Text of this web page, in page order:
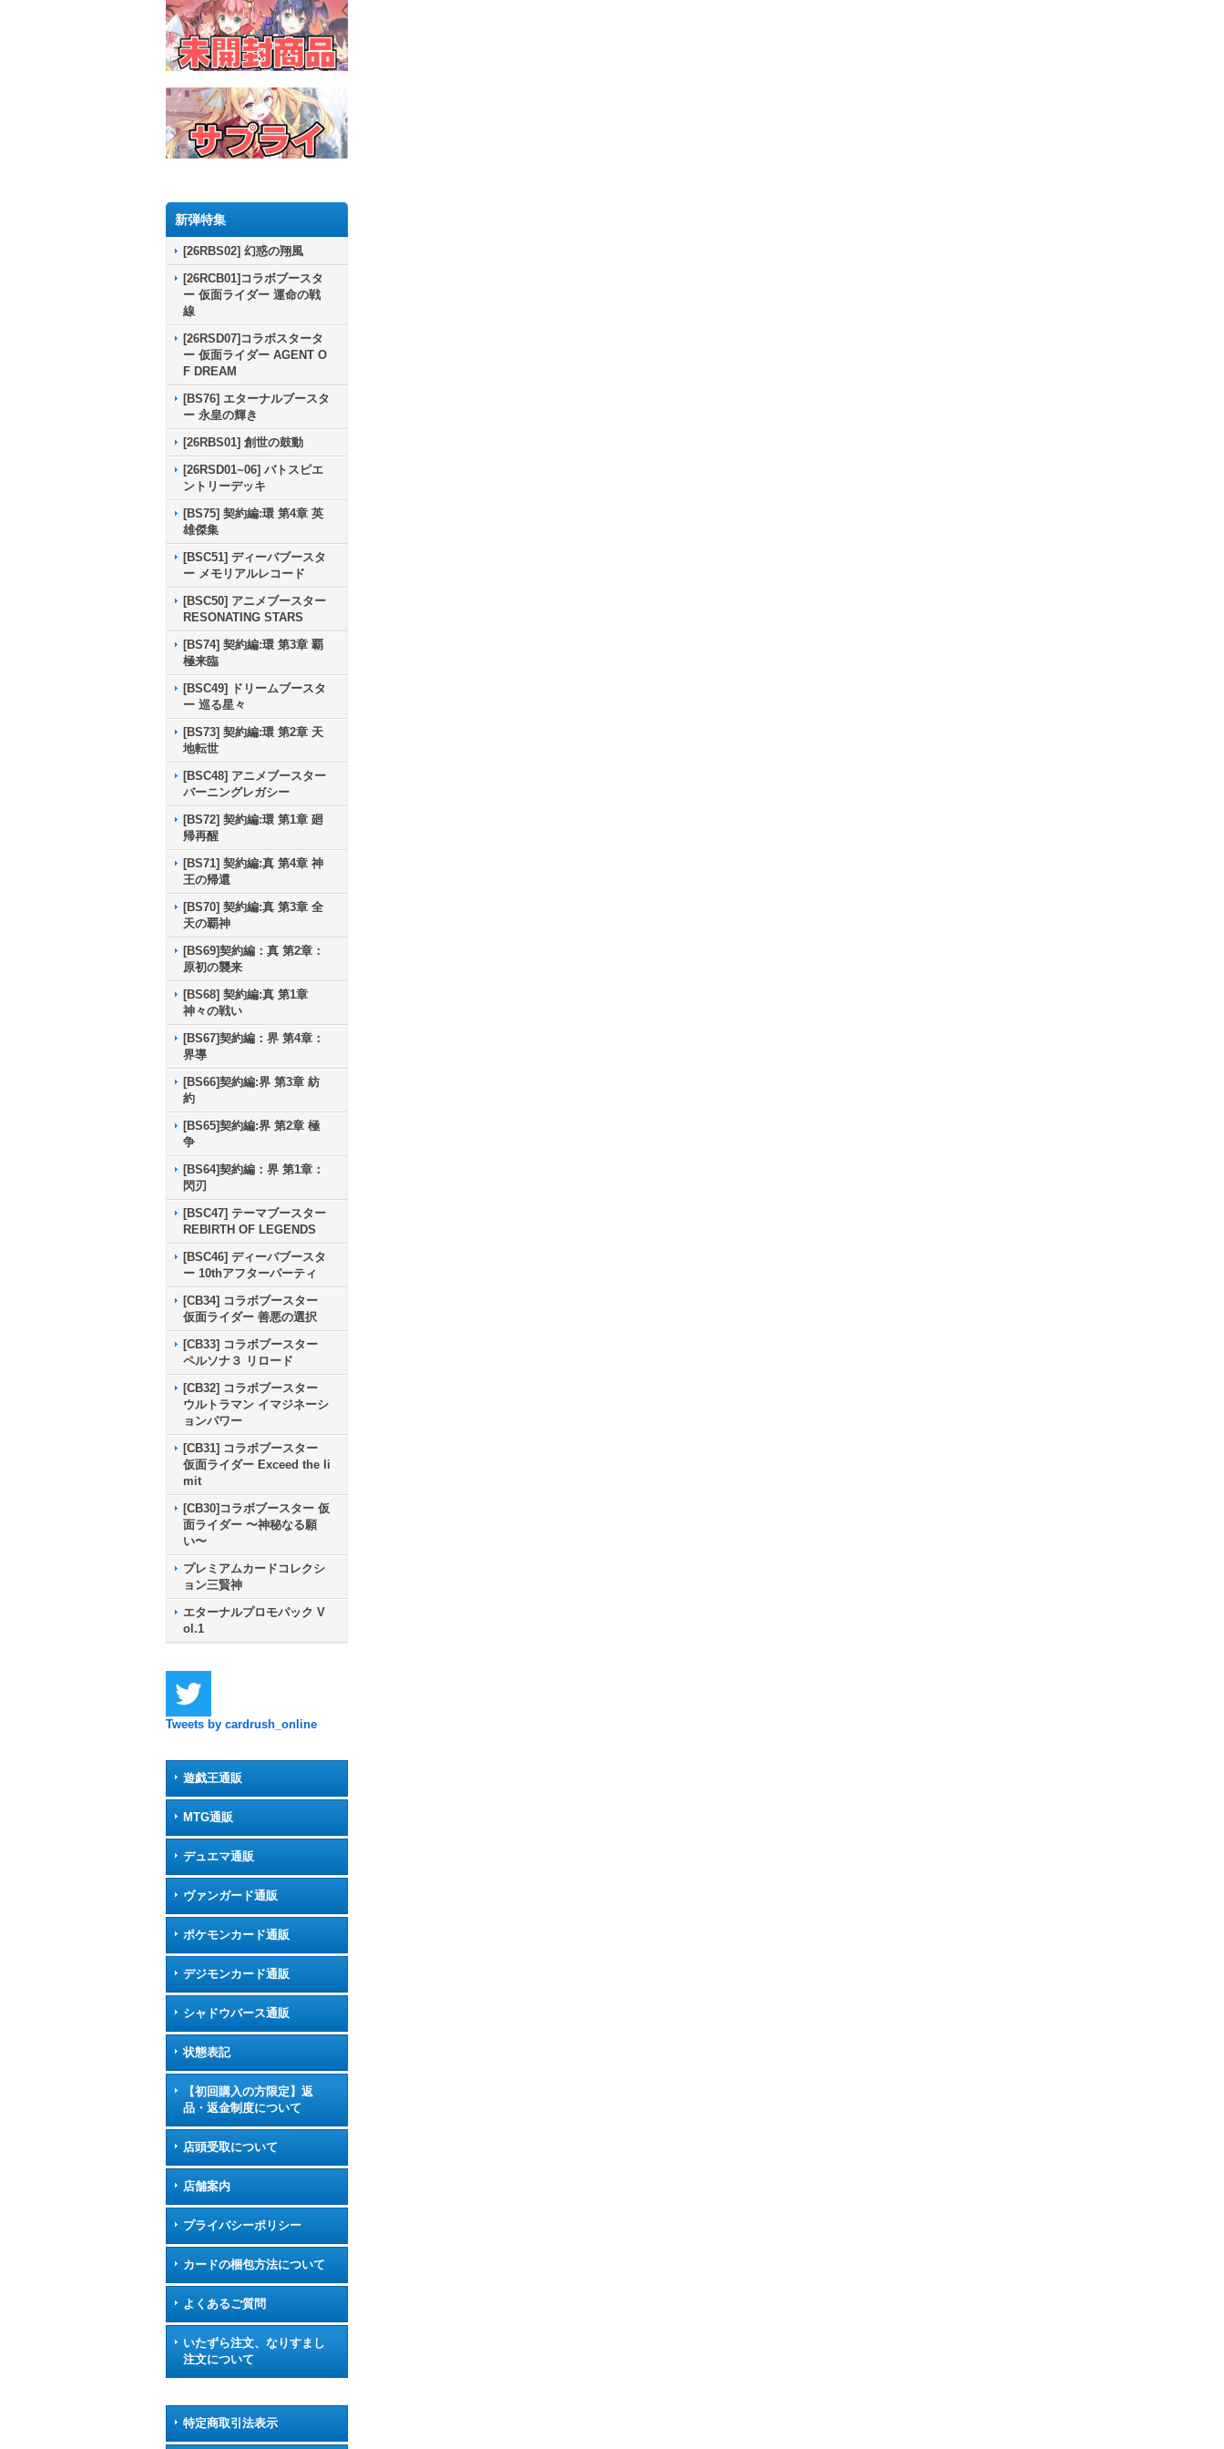
新弾特集
[26RBS02] 幻惑の翔風
[26RCB01]コラボブースタ
ー 仮面ライダー 運命の戦
線
[26RSD07]コラボスタータ
ー 仮面ライダー AGENT O
F DREAM
[BS76] エターナルブースタ
ー 永皇の輝き
[26RBS01] 創世の鼓動
[26RSD01~06] バトスピエ
ントリーデッキ
[BS75] 契約編:環 第4章 英
雄傑集
[BSC51] ディーバブースタ
ー メモリアルレコード
[BSC50] アニメブースター
RESONATING STARS
[BS74] 契約編:環 第3章 覇
極来臨
[BSC49] ドリームブースタ
ー 巡る星々
[BS73] 契約編:環 第2章 天
地転世
[BSC48] アニメブースター
バーニングレガシー
[BS72] 契約編:環 第1章 廻
帰再醒
[BS71] 契約編:真 第4章 神
王の帰還
[BS70] 契約編:真 第3章 全
天の覇神
[BS69]契約編：真 第2章：
原初の襲来
[BS68] 契約編:真 第1章
神々の戦い
[BS67]契約編：界 第4章：
界導
[BS66]契約編:界 第3章 紡
約
[BS65]契約編:界 第2章 極
争
[BS64]契約編：界 第1章：
閃刃
[BSC47] テーマブースター
REBIRTH OF LEGENDS
[BSC46] ディーバブースタ
ー 10thアフターパーティ
[CB34] コラボブースター
仮面ライダー 善悪の選択
[CB33] コラボブースター
ペルソナ３ リロード
[CB32] コラボブースター
ウルトラマン イマジネーシ
ョンパワー
[CB31] コラボブースター
仮面ライダー Exceed the li
mit
[CB30]コラボブースター 仮
面ライダー 〜神秘なる願
い〜
プレミアムカードコレクシ
ョン三賢神
エターナルプロモパック V
ol.1
Tweets by cardrush_online
遊戯王通販
MTG通販
デュエマ通販
ヴァンガード通販
ポケモンカード通販
デジモンカード通販
シャドウバース通販
状態表記
【初回購入の方限定】返
品・返金制度について
店頭受取について
店舗案内
プライバシーポリシー
カードの梱包方法について
よくあるご質問
いたずら注文、なりすまし
注文について
特定商取引法表示